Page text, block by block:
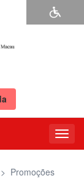
> Promoções